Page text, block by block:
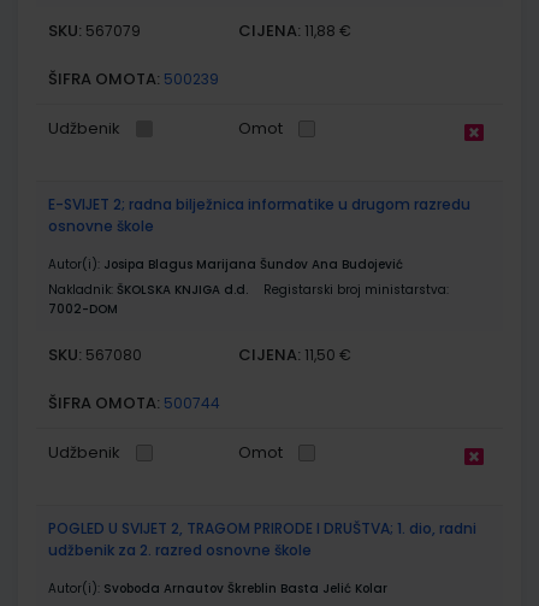
SKU: 567079 CIJENA: 11,88 €
ŠIFRA OMOTA: 500239
Udžbenik Omot
E-SVIJET 2; radna bilježnica informatike u drugom razredu
osnovne škole
Autor(i): Josipa Blagus Marijana Šundov Ana Budojević
Nakladnik: ŠKOLSKA KNJIGA d.d.
Registarski broj ministarstva:
7002-DOM
SKU: 567080 CIJENA: 11,50 €
ŠIFRA OMOTA: 500744
Udžbenik Omot
POGLED U SVIJET 2, TRAGOM PRIRODE I DRUŠTVA; 1. dio, radni
udžbenik za 2. razred osnovne škole
Autor(i): Svoboda Arnautov Škreblin Basta Jelić Kolar